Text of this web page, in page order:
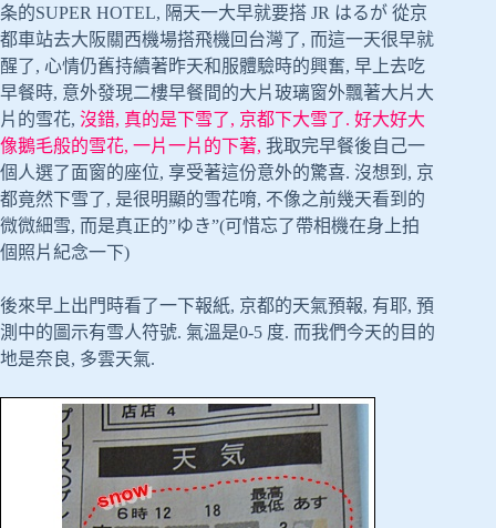
条的SUPER HOTEL, 隔天一大早就要搭 JR はるが 從京
都車站去大阪關西機場搭飛機回台灣了, 而這一天很早就
醒了, 心情仍舊持續著昨天和服體驗時的興奮, 早上去吃
早餐時, 意外發現二樓早餐間的大片玻璃窗外飄著大片大
片的雪花, 沒錯, 真的是下雪了, 京都下大雪了. 好大好大
像鵝毛般的雪花, 一片一片的下著, 我取完早餐後自己一
個人選了面窗的座位, 享受著這份意外的驚喜. 沒想到, 京
都竟然下雪了, 是很明顯的雪花唷, 不像之前幾天看到的
微微細雪, 而是真正的”ゆき”(可惜忘了帶相機在身上拍
個照片紀念一下)
後來早上出門時看了一下報紙, 京都的天氣預報, 有耶, 預
測中的圖示有雪人符號. 氣溫是0-5 度. 而我們今天的目的
地是奈良, 多雲天氣.